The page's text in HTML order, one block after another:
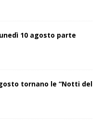
10 agosto parte
tornano le “Notti del